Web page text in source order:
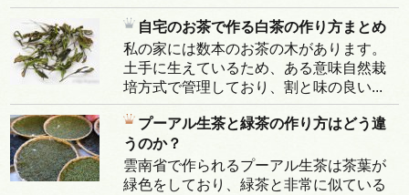
自宅のお茶で作る白茶の作り方まとめ
私の家には数本のお茶の木があります。
土手に生えているため、ある意味自然栽
培方式で管理しており、割と味の良い...
プーアル生茶と緑茶の作り方はどう違
うのか？
雲南省で作られるプーアル生茶は茶葉が
緑色をしており、緑茶と非常に似ている